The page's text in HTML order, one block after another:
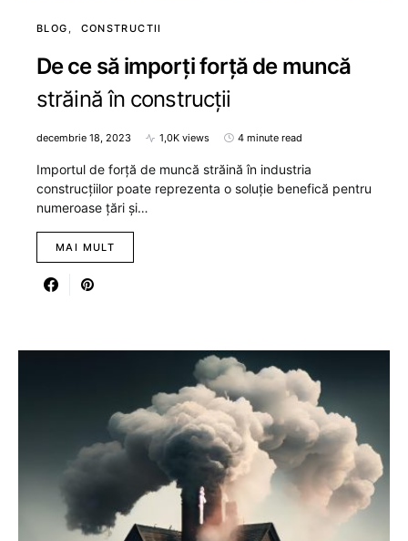
BLOG CONSTRUCTII
De ce să imporți forță de muncă
străină în construcții
decembrie 18, 2023 1,0K views 4 minute read
Importul de forță de muncă străină în industria
construcțiilor poate reprezenta o soluție benefică pentru
numeroase țări și…
MAI MULT